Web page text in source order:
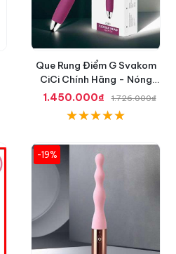
Que Rung Điểm G Svakom
CiCi Chính Hãng - Nóng
Nhất Hiện Nay
1.450.000₫ 1.726.000₫
-19%